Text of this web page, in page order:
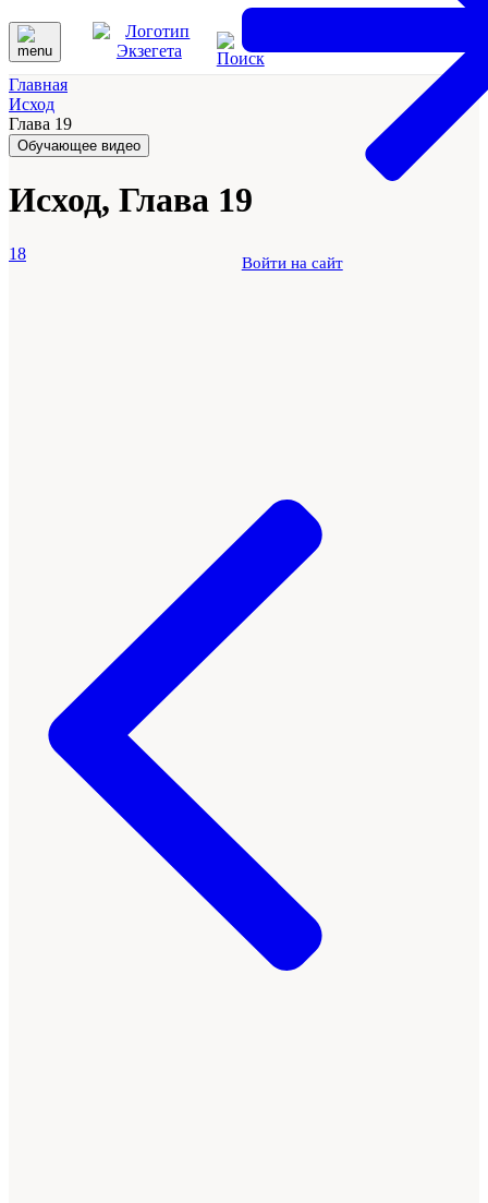
Войти на сайт
Главная
Исход
Глава 19
Обучающее видео
Исход, Глава 19
18